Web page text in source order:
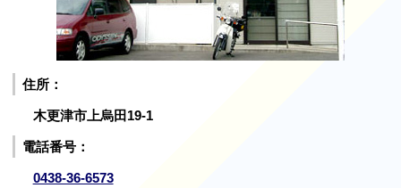
住所：
木更津市上烏田19-1
電話番号：
0438-36-6573